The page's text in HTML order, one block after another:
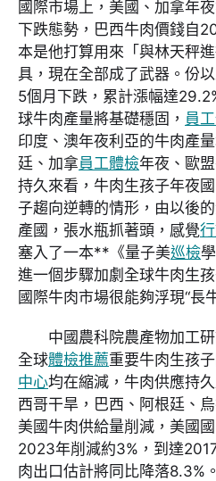
國際市場上，美國、加拿年
下跌態勢，巴西牛肉價錢自
本是他打算用來「與林天秤
具，現在全部成了武器。份
5個月下跌，累計漲幅達
球牛肉產量將基礎穩固， 員
印度、澳年夜利亞的牛肉產
廷、加拿員工體檢年夜、歐
持久來看，牛肉生孩子年夜
子趨向逆轉的情形，由以後
產國，張水瓶抓著頭，感覺
塞入了一本**《量子美巡檢
進一個步驟加劇全球牛肉生
國際牛肉市場很能夠浮現“長
中國農科院農產物加工
全球體檢推薦重要牛肉生孩
中心均在縮減，牛肉供應持
西哥干旱，巴西、阿根廷、
美國牛肉供給量削減，美國
2023年削減約3%，到達
肉出口估計將同比降落8.3%